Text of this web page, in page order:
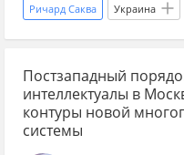
будет ли мир между Россией и
завершение СВО Запад
Международная политика
Ричард Саква Украина
Британия Дональд
НАТО США война
Интервью Украина.ру
Европа
Постзападный
интеллектуалы в
контуры новой
системы